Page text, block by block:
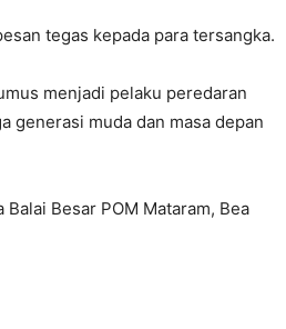
tegas kepada para tersangka.
menjadi pelaku peredaran
generasi muda dan masa depan
Besar POM Mataram, Bea